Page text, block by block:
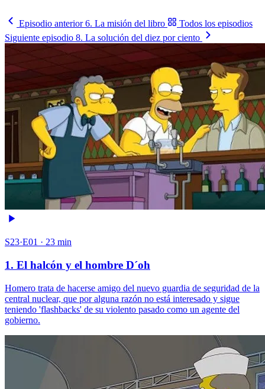
Episodio anterior6. La misión del libro
Todos los episodios
Siguiente episodio 8. La solución del diez por ciento
S23·E01 · 23 min
1. El halcón y el hombre D´oh
Homero trata de hacerse amigo del nuevo guardia de seguridad de la
central nuclear, que por alguna razón no está interesado y sigue
teniendo 'flashbacks' de su violento pasado como un agente del
gobierno.